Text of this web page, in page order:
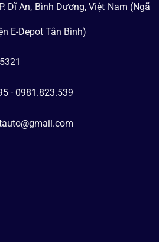
Dĩ An, Bình Dương, Việt Nam (Ngã
E-Depot Tân Bình)
- 0981.823.539